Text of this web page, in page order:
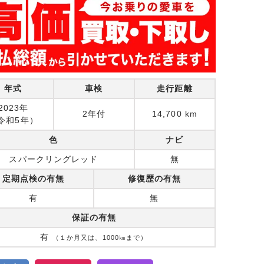
年式 車検 走行距離
年
和5年）
2年付 14,700 km
色 ナビ
スパークリングレッド 無
定期点検の有無 修復歴の有無
有 無
保証の有無
有 （１か月又は、1000㎞まで）